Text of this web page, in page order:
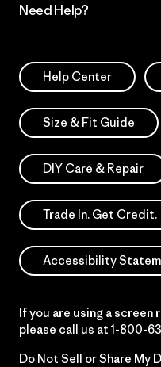
Need Help?
Help Center
Size & Fit Guide
DIY Care & Repair
Trade In. Get Credit.
Accessibility
If you are using a
please call us at 1-800-
Do Not Sell or Share My